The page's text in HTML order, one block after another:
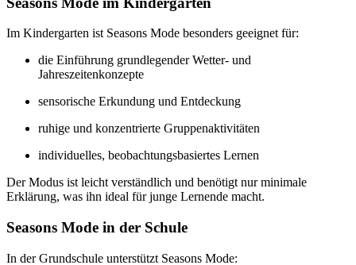
Im Kindergarten ist Seasons Mode besonders geeignet für:
die Einführung grundlegender Wetter- und
Jahreszeitenkonzepte
sensorische Erkundung und Entdeckung
ruhige und konzentrierte Gruppenaktivitäten
individuelles, beobachtungsbasiertes Lernen
Der Modus ist leicht verständlich und benötigt nur minimale
Erklärung, was ihn ideal für junge Lernende macht.
Seasons Mode in der Schule
In der Grundschule unterstützt Seasons Mode: